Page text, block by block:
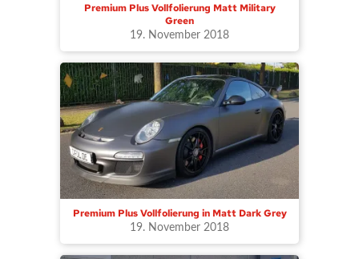
Premium Plus Vollfolierung Matt Military
Green
19. November 2018
Premium Plus Vollfolierung in Matt Dark Grey
19. November 2018